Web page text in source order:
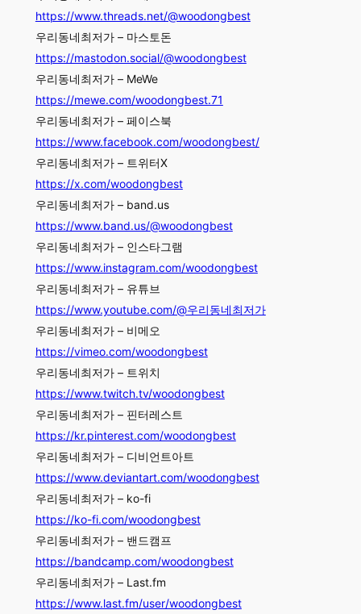
https://www.threads.net/@woodongbest
우리동네최저가 – 마스토돈
https://mastodon.social/@woodongbest
우리동네최저가 – MeWe
https://mewe.com/woodongbest.71
우리동네최저가 – 페이스북
https://www.facebook.com/woodongbest/
우리동네최저가 – 트위터X
https://x.com/woodongbest
우리동네최저가 – band.us
https://www.band.us/@woodongbest
우리동네최저가 – 인스타그램
https://www.instagram.com/woodongbest
우리동네최저가 – 유튜브
https://www.youtube.com/@우리동네최저가
우리동네최저가 – 비메오
https://vimeo.com/woodongbest
우리동네최저가 – 트위치
https://www.twitch.tv/woodongbest
우리동네최저가 – 핀터레스트
https://kr.pinterest.com/woodongbest
우리동네최저가 – 디비언트아트
https://www.deviantart.com/woodongbest
우리동네최저가 – ko-fi
https://ko-fi.com/woodongbest
우리동네최저가 – 밴드캠프
https://bandcamp.com/woodongbest
우리동네최저가 – Last.fm
https://www.last.fm/user/woodongbest